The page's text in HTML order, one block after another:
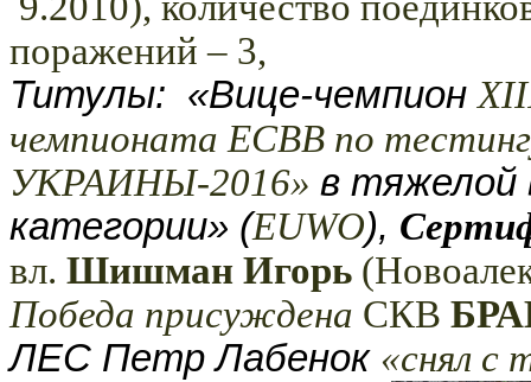
поражений – 3,
Титулы: «Вице-чемпион ХI
чемпионата ЕСВВ по
УКРАИНЫ-2016» в тяжелой
категории» (EUWO),
вл. Шишман Игорь
Победа присуждена СКВ
ЛЕС Петр Лабенок «снял с